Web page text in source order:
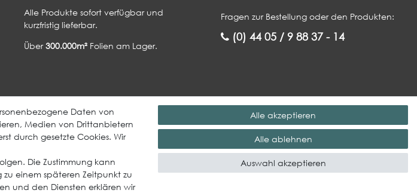
Alle Produkte sofort verfügbar und
kurzfristig lieferbar.
Über300.000m² Folien am Lager.
Fragen zur Bestellung oder den Produkten:
(0) 44 05 / 9 88 37 - 14
EcoDach EPDM
ElastoGround EPDM Streifen
Multi-Fix Solarhalter
Service
Zahlungsbedingungen
Kontaktformular
Rechtliches
Impressum
AGB
Datenschutzerklärung
Daten von
Medien von Drittanbietern
durch gesetzte Cookies. Wir
Die Zustimmung kann
einem späteren Zeitpunkt zu
und den Diensten erklären wir
Alle akzeptieren
Alle ablehnen
Auswahl akzeptieren